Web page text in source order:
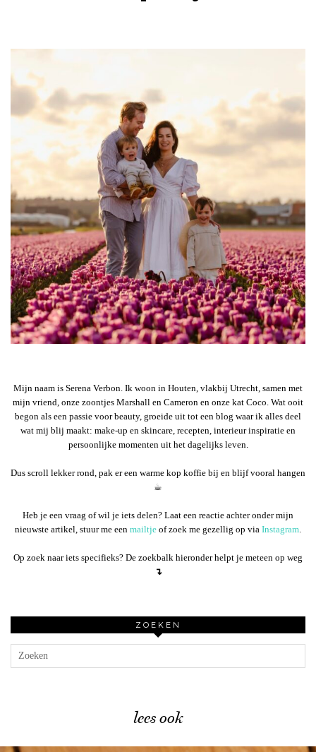
Mijn naam is Serena Verbon. Ik woon in Houten, vlakbij Utrecht, samen met
mijn vriend, onze zoontjes Marshall en Cameron en onze kat Coco. Wat ooit
begon als een passie voor beauty, groeide uit tot een blog waar ik alles deel
wat mij blij maakt: make-up en skincare, recepten, interieur inspiratie en
persoonlijke momenten uit het dagelijks leven.
Dus scroll lekker rond, pak er een warme kop koffie bij en blijf vooral hangen
☕︎
Heb je een vraag of wil je iets delen? Laat een reactie achter onder mijn
nieuwste artikel, stuur me een mailtje of zoek me gezellig op via Instagram.
Op zoek naar iets specifieks? De zoekbalk hieronder helpt je meteen op weg
↴
ZOEKEN
lees ook